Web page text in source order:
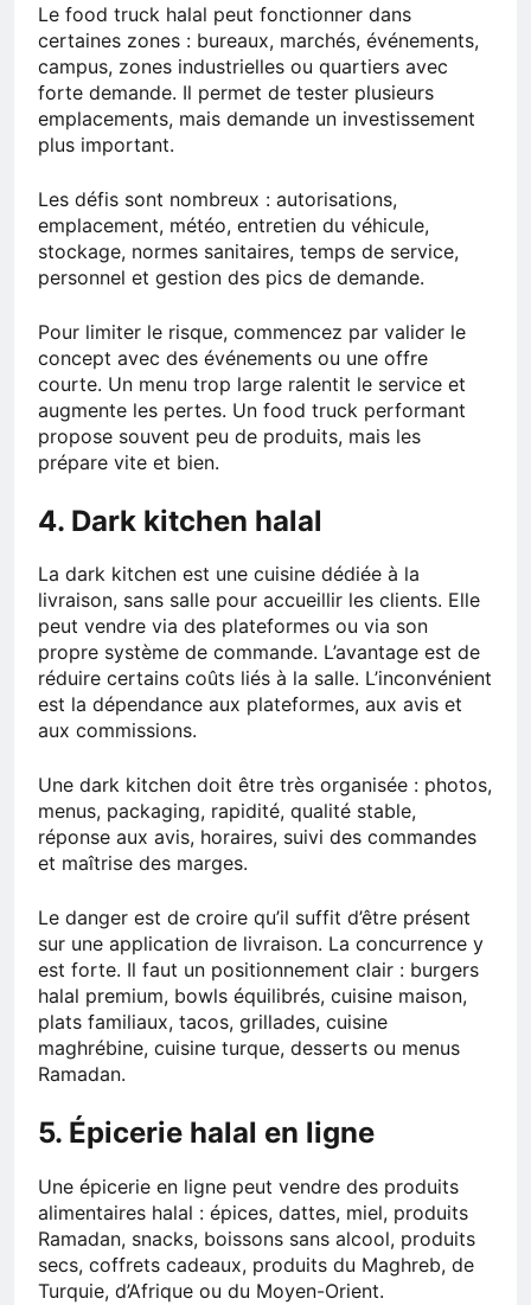
Le food truck halal peut fonctionner dans
certaines zones : bureaux, marchés, événements,
campus, zones industrielles ou quartiers avec
forte demande. Il permet de tester plusieurs
emplacements, mais demande un investissement
plus important.
Les défis sont nombreux : autorisations,
emplacement, météo, entretien du véhicule,
stockage, normes sanitaires, temps de service,
personnel et gestion des pics de demande.
Pour limiter le risque, commencez par valider le
concept avec des événements ou une offre
courte. Un menu trop large ralentit le service et
augmente les pertes. Un food truck performant
propose souvent peu de produits, mais les
prépare vite et bien.
4. Dark kitchen halal
La dark kitchen est une cuisine dédiée à la
livraison, sans salle pour accueillir les clients. Elle
peut vendre via des plateformes ou via son
propre système de commande. L’avantage est de
réduire certains coûts liés à la salle. L’inconvénient
est la dépendance aux plateformes, aux avis et
aux commissions.
Une dark kitchen doit être très organisée : photos,
menus, packaging, rapidité, qualité stable,
réponse aux avis, horaires, suivi des commandes
et maîtrise des marges.
Le danger est de croire qu’il suffit d’être présent
sur une application de livraison. La concurrence y
est forte. Il faut un positionnement clair : burgers
halal premium, bowls équilibrés, cuisine maison,
plats familiaux, tacos, grillades, cuisine
maghrébine, cuisine turque, desserts ou menus
Ramadan.
5. Épicerie halal en ligne
Une épicerie en ligne peut vendre des produits
alimentaires halal : épices, dattes, miel, produits
Ramadan, snacks, boissons sans alcool, produits
secs, coffrets cadeaux, produits du Maghreb, de
Turquie, d’Afrique ou du Moyen-Orient.